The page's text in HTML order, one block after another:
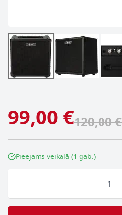
99,00 €120,00 €
Pieejams veikalā (1 gab.)